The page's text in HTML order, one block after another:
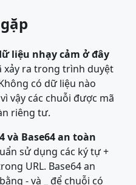
liệu nhạy cảm ở đây
xảy ra trong trình duyệt
có dữ liệu nào
vậy các chuỗi được mã
riêng tư.
và Base64 an toàn
sử dụng các ký tự +
URL. Base64 an
- và _ để chuỗi có